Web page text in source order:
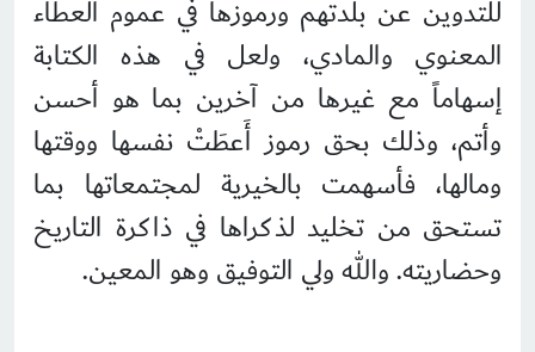
للتدوين عن بلدتهم ورموزها في عموم العطاء
المعنوي والمادي، ولعل في هذه الكتابة
إسهاماً مع غيرها من آخرين بما هو أحسن
وأتم، وذلك بحق رموز أَعطَتْ نفسها ووقتها
ومالها، فأسهمت بالخيرية لمجتمعاتها بما
تستحق من تخليد لذكراها في ذاكرة التاريخ
وحضاريته. والله ولي التوفيق وهو المعين.